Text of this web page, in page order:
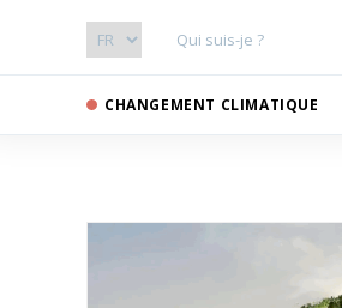
Qui suis-je ?
CHANGEMENT CLIMATIQUE